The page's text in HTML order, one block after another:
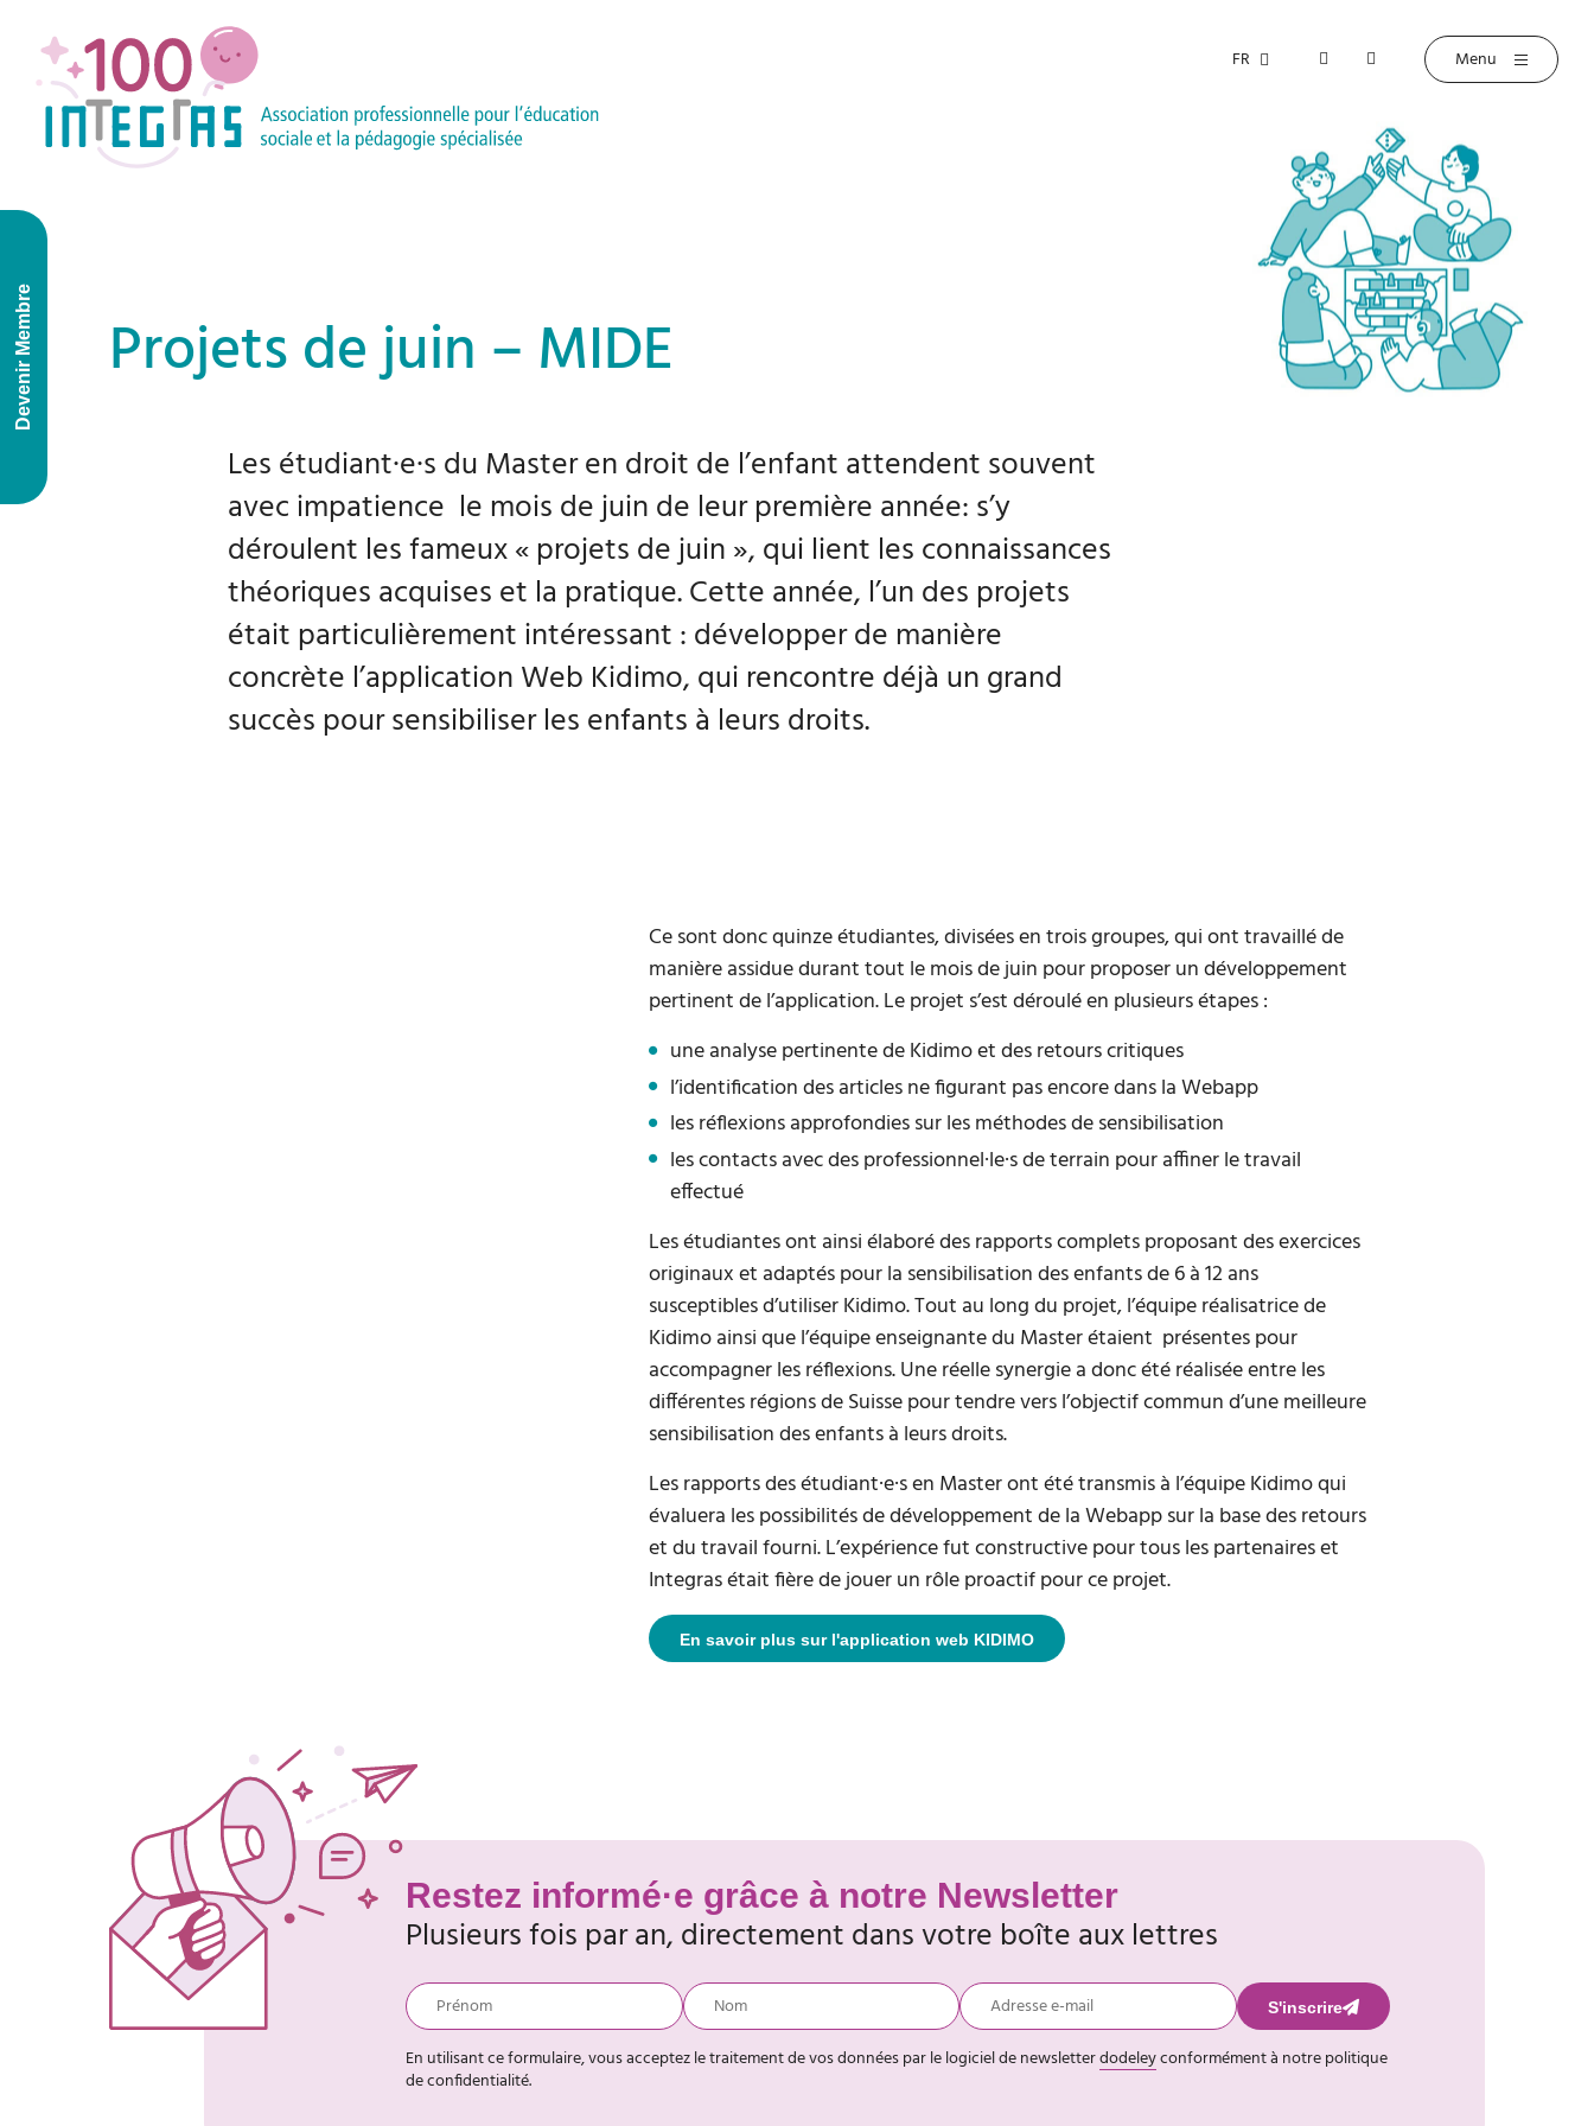
Devenir Membre
FR
Projets de juin – MIDE
Les étudiant·e·s du Master en droit de l’enfant attendent souvent
avec impatience le mois de juin de leur première année: s’y
déroulent les fameux « projets de juin », qui lient les connaissances
théoriques acquises et la pratique. Cette année, l’un des projets
était particulièrement intéressant : développer de manière
concrète l’application Web Kidimo, qui rencontre déjà un grand
succès pour sensibiliser les enfants à leurs droits.
Ce sont donc quinze étudiantes, divisées en trois groupes, qui ont travaillé de
manière assidue durant tout le mois de juin pour proposer un développement
pertinent de l’application. Le projet s’est déroulé en plusieurs étapes :
une analyse pertinente de Kidimo et des retours critiques
l’identification des articles ne figurant pas encore dans la Webapp
les réflexions approfondies sur les méthodes de sensibilisation
les contacts avec des professionnel·le·s de terrain pour affiner le travail
effectué
Les étudiantes ont ainsi élaboré des rapports complets proposant des exercices
originaux et adaptés pour la sensibilisation des enfants de 6 à 12 ans
susceptibles d’utiliser Kidimo. Tout au long du projet, l’équipe réalisatrice de
Kidimo ainsi que l’équipe enseignante du Master étaient présentes pour
accompagner les réflexions. Une réelle synergie a donc été réalisée entre les
différentes régions de Suisse pour tendre vers l’objectif commun d’une meilleure
sensibilisation des enfants à leurs droits.
Les rapports des étudiant·e·s en Master ont été transmis à l’équipe Kidimo qui
évaluera les possibilités de développement de la Webapp sur la base des retours
et du travail fourni. L’expérience fut constructive pour tous les partenaires et
Integras était fière de jouer un rôle proactif pour ce projet.
En savoir plus sur l'application web KIDIMO
Restez informé·e grâce à notre Newsletter
Plusieurs fois par an, directement dans votre boîte aux lettres
S'inscrire
En utilisant ce formulaire, vous acceptez le traitement de vos données par le logiciel de newsletterdodeleyconformément à notre politique
de confidentialité.